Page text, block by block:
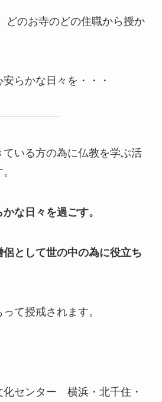
どのお寺のどの住職から授か
らかな日々を・・・
いる方の為に仏教を学ぶ活
な日々を過ごす。
として世の中の為に役立ち
て授戒されます。
センター 横浜・北千住・